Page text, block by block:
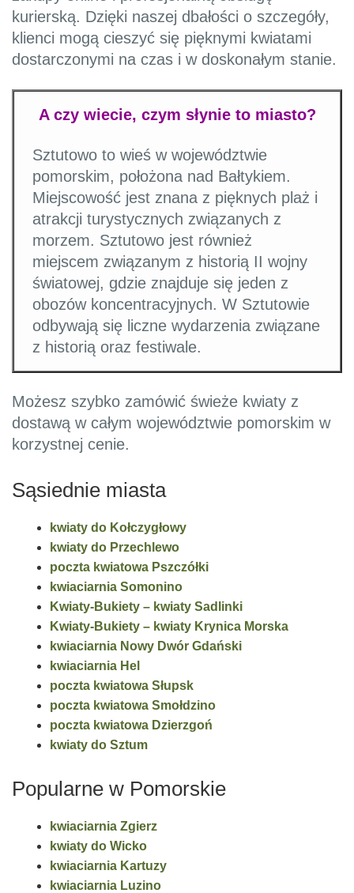
kurierską. Dzięki naszej dbałości o szczegóły,
klienci mogą cieszyć się pięknymi kwiatami
dostarczonymi na czas i w doskonałym stanie.
A czy wiecie, czym słynie to miasto?
Sztutowo to wieś w województwie
pomorskim, położona nad Bałtykiem.
Miejscowość jest znana z pięknych plaż i
atrakcji turystycznych związanych z
morzem. Sztutowo jest również
miejscem związanym z historią II wojny
światowej, gdzie znajduje się jeden z
obozów koncentracyjnych. W Sztutowie
odbywają się liczne wydarzenia związane
z historią oraz festiwale.
Możesz szybko zamówić świeże kwiaty z
dostawą w całym województwie pomorskim w
korzystnej cenie.
Sąsiednie miasta
kwiaty do Kołczygłowy
kwiaty do Przechlewo
poczta kwiatowa Pszczółki
kwiaciarnia Somonino
Kwiaty-Bukiety – kwiaty Sadlinki
Kwiaty-Bukiety – kwiaty Krynica Morska
kwiaciarnia Nowy Dwór Gdański
kwiaciarnia Hel
poczta kwiatowa Słupsk
poczta kwiatowa Smołdzino
poczta kwiatowa Dzierzgoń
kwiaty do Sztum
Popularne w Pomorskie
kwiaciarnia Zgierz
kwiaty do Wicko
kwiaciarnia Kartuzy
kwiaciarnia Luzino